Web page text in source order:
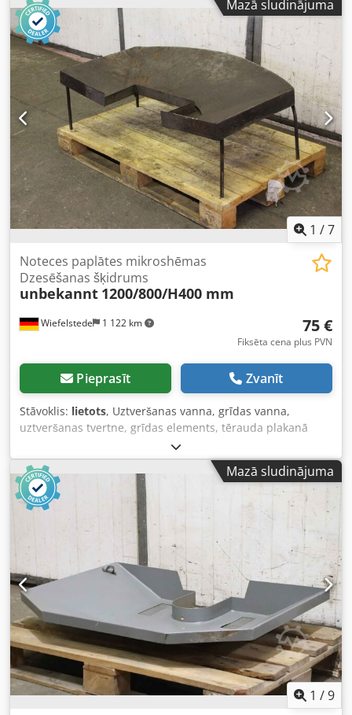
Svars: 252 kg Dodsdtm Ukjpfx Adkock
Mazā sludinājuma
1 /7
Wiefelstede 1 122 km
Noteces paplātes mikroshēmas
Dzesēšanas šķidrums
unbekannt 1200/800/H400 mm
75 €
Fiksēta cena plus PVN
Pieprasīt Zvanīt
Stāvoklis: lietots, Uztveršanas vanna, grīdas vanna,
uztveršanas tvertne, grīdas elements, tērauda plakanā
vanna, dzesēšanas šķidruma uztveršanas vanna -
Uztveršanas vanna: piemērota metāla skaidiņām ar
dzesēšanas šķidrumu, 1200 x 800 mm -Vannas augstums:
400 mm, saīsināms -Taisnstūrveida izgriezums: 420 x 215
mm Dodpfx Adoharutokeck -Kopējie izmēri: 1200/800/H400
mm -Svars: 10 kg
Mazā sludinājuma
1 /9